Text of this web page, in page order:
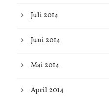
Juli 2014
Juni 2014
Mai 2014
April 2014